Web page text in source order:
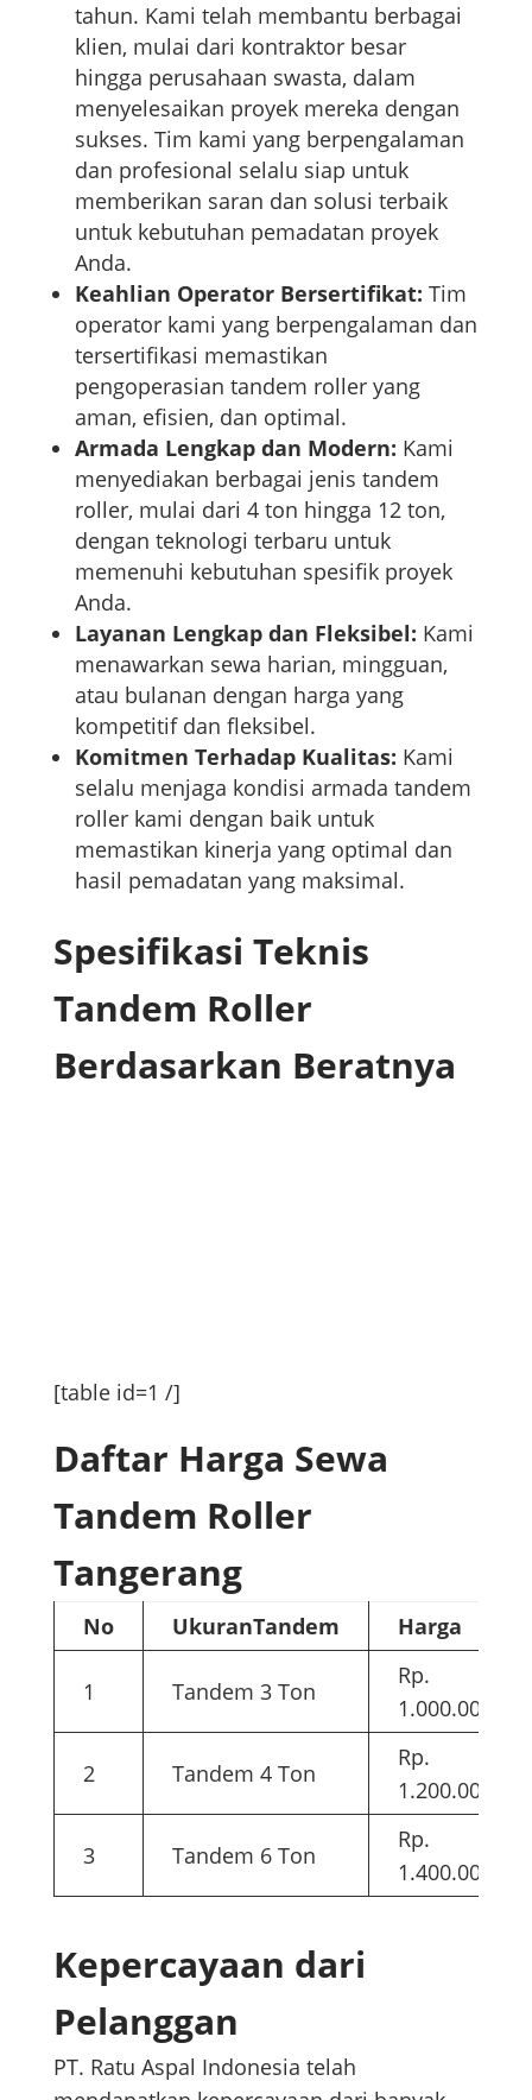
tahun. Kami telah membantu berbagai
klien, mulai dari kontraktor besar
hingga perusahaan swasta, dalam
menyelesaikan proyek mereka dengan
sukses. Tim kami yang berpengalaman
dan profesional selalu siap untuk
memberikan saran dan solusi terbaik
untuk kebutuhan pemadatan proyek
Anda.
Keahlian Operator Bersertifikat: Tim
operator kami yang berpengalaman dan
tersertifikasi memastikan
pengoperasian tandem roller yang
aman, efisien, dan optimal.
Armada Lengkap dan Modern: Kami
menyediakan berbagai jenis tandem
roller, mulai dari 4 ton hingga 12 ton,
dengan teknologi terbaru untuk
memenuhi kebutuhan spesifik proyek
Anda.
Layanan Lengkap dan Fleksibel: Kami
menawarkan sewa harian, mingguan,
atau bulanan dengan harga yang
kompetitif dan fleksibel.
Komitmen Terhadap Kualitas: Kami
selalu menjaga kondisi armada tandem
roller kami dengan baik untuk
memastikan kinerja yang optimal dan
hasil pemadatan yang maksimal.
Spesifikasi Teknis
Tandem Roller
Berdasarkan Beratnya
[table id=1 /]
Daftar Harga Sewa
Tandem Roller
Tangerang
No UkuranTandem Harga
1 Tandem 3 Ton
Rp.
1.000.000
2 Tandem 4 Ton
Rp.
1.200.000
3 Tandem 6 Ton
Rp.
1.400.000
Kepercayaan dari
Pelanggan
PT. Ratu Aspal Indonesia telah